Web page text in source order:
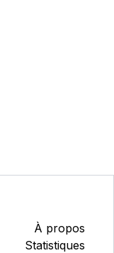
À propos
Statistiques